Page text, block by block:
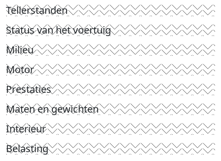
Tellerstanden
Status van het voertuig
Milieu
Motor
Prestaties
Maten en gewichten
Interieur
Belasting